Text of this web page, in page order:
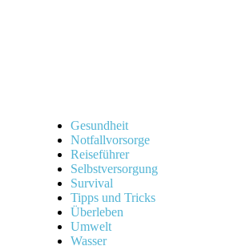
Gesundheit
Notfallvorsorge
Reiseführer
Selbstversorgung
Survival
Tipps und Tricks
Überleben
Umwelt
Wasser